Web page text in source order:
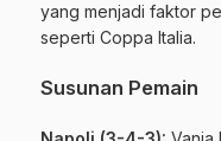
yang menjadi faktor
seperti Coppa Italia.
Susunan Pemain